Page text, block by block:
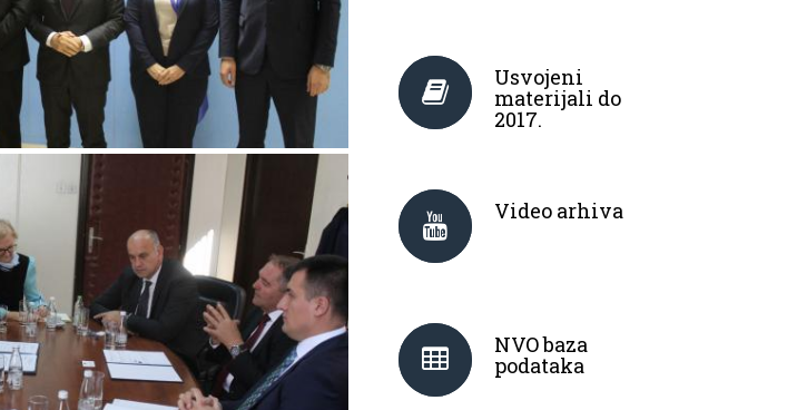
Usvojeni
materijali do
2017.
Video arhiva
NVO baza
podataka